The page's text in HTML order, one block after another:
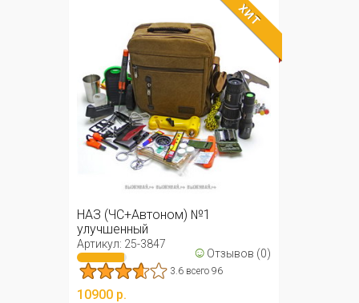
ХИТ
НАЗ (ЧС+Автоном) №1
улучшенный
Артикул: 25-3847 ☺ Отзывов (0)
3.6 всего 96
10900 р.